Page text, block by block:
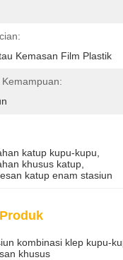
Kemasan Film Plastik
katup kupu-kupu
khusus katup
katup enam stasiun
kombinasi klep kupu-
khusus